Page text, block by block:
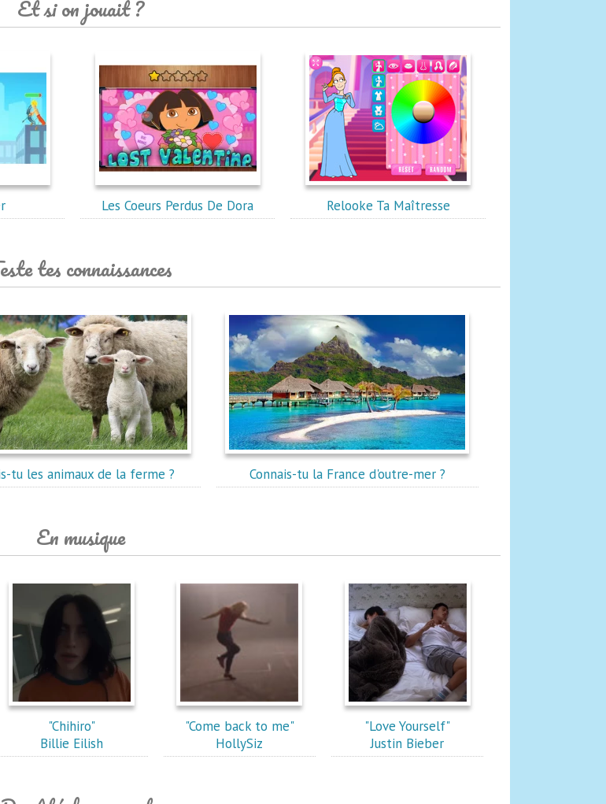
Et si on jouait ?
Les Coeurs Perdus De Dora Relooke Ta Maîtresse
tes connaissances
tu les animaux de la ferme ? Connais-tu la France d'outre-mer ?
En musique
"Chihiro"
Billie Eilish
"Come back to me"
HollySiz
"Love Yourself"
Justin Bieber